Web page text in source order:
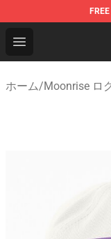
FREE
Open menu
Moonrise
ホーム/Moonrise ロ